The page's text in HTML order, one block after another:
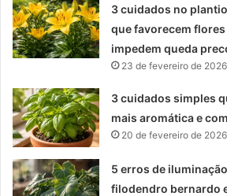
3 cuidados no
que favorecem
impedem queda
23 de fevereiro de 2026
3 cuidados simples
mais aromática e
20 de fevereiro de 2026
5 erros de
filodendro bernardo